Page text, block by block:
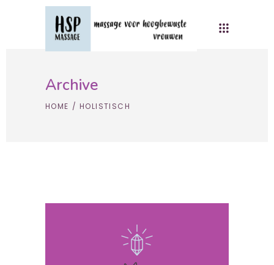
Archive
HOME / HOLISTISCH